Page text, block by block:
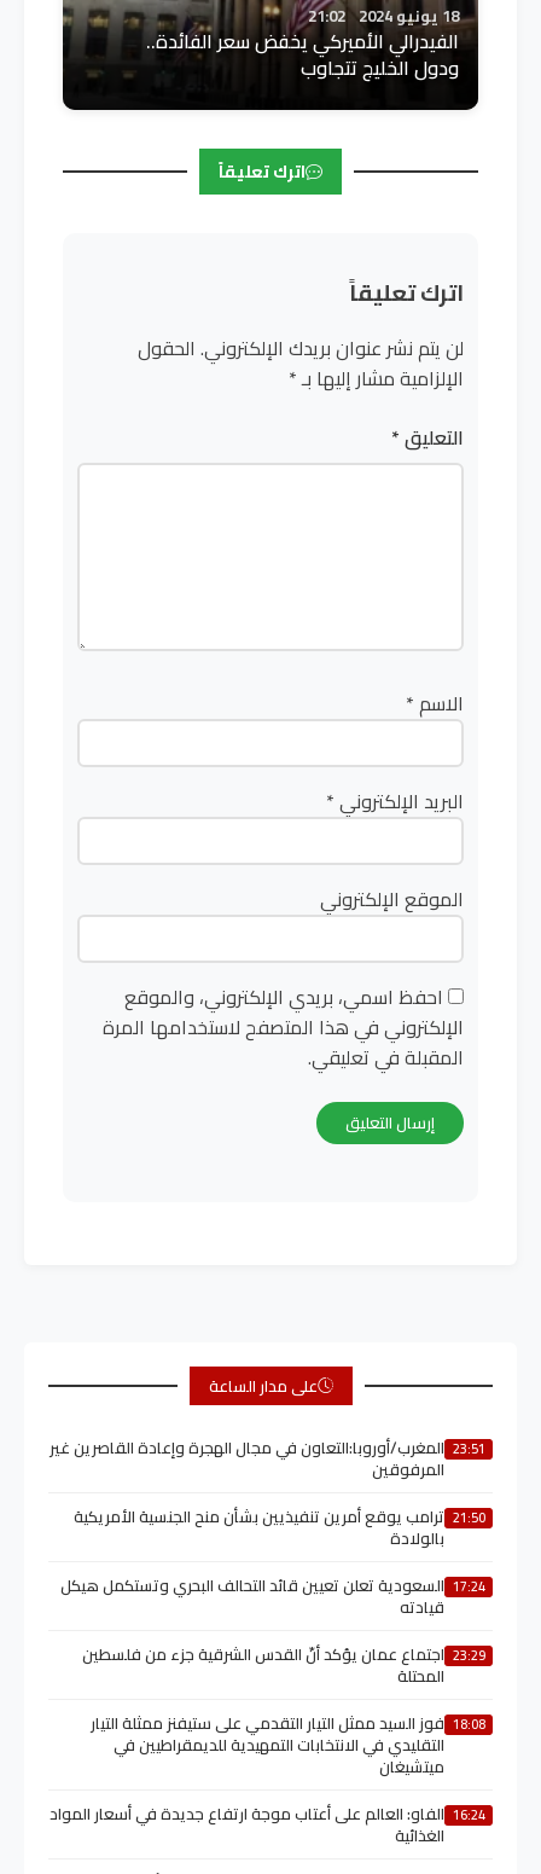
18 يونيو 2024 21:02
الفيدرالي الأميركي يخفض سعر الفائدة..
ودول الخليج تتجاوب
اترك تعليقاً
اترك تعليقاً
لن يتم نشر عنوان بريدك الإلكتروني. الحقول
الإلزامية مشار إليها بـ*
التعليق*
الاسم*
البريد الإلكتروني*
الموقع الإلكتروني
احفظ اسمي، بريدي الإلكتروني، والموقع
الإلكتروني في هذا المتصفح لاستخدامها المرة
المقبلة في تعليقي.
على مدار الساعة
23:51 المغرب/أوروبا:التعاون في مجال الهجرة وإعادة القاصرين غير
المرفوقين
21:50 ترامب يوقع أمرين تنفيذيين بشأن منح الجنسية الأمريكية
بالولادة
17:24 السعودية تعلن تعيين قائد التحالف البحري وتستكمل هيكل
قيادته
23:29 اجتماع عمان يؤكد أنّ القدس الشرقية جزء من فلسطين
المحتلة
18:08 فوز السيد ممثل التيار التقدمي على ستيفنز ممثلة التيار
التقليدي في الانتخابات التمهيدية للديمقراطيين في
ميتشيغان
16:24 الفاو: العالم على أعتاب موجة ارتفاع جديدة في أسعار المواد
الغذائية